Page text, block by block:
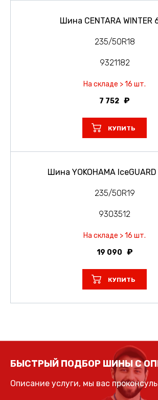
Шина CENTARA WINTER
235/50R18
9321182
На складе > 16 шт.
7 752
КУПИТЬ
Шина YOKOHAMA
235/50R19
9303512
На складе > 16 шт.
19 090
КУПИТЬ
БЫСТРЫЙ ПОДБОР ШИНЫ С
Описание услуги, мы вас